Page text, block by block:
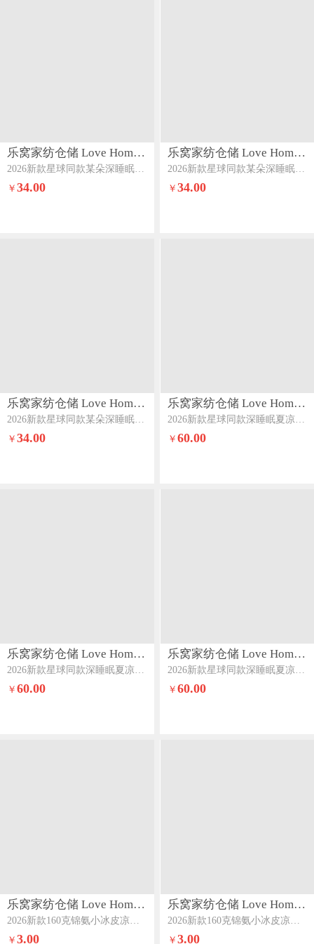
乐窝家纺仓储 Love Home LWJFCCLOVEHOME866
2026新款星球同款某朵深睡眠锦氨凉感小冰皮抱抱枕成人孕妇夹腿枕海马枕枕头香芋紫
￥34.00
乐窝家纺仓储 Love Home LWJFCCLOVEHOME866
2026新款星球同款某朵深睡眠锦氨凉感小冰皮抱抱枕成人孕妇夹腿枕海马枕枕头蓝灰色
￥ 34.00
乐窝家纺仓储 Love Home LWJFCCLOVEHOME866
2026新款星球同款某朵深睡眠锦氨凉感小冰皮抱抱枕成人孕妇夹腿枕海马枕枕头薄荷绿
￥34.00
乐窝家纺仓储 Love Home LWJFCCLOVEHOME865
2026新款星球同款深睡眠夏凉被pro2空调被深睡夏被控温被夏天薄被子深睡蓝
￥ 60.00
乐窝家纺仓储 Love Home LWJFCCLOVEHOME865
2026新款星球同款深睡眠夏凉被pro2空调被深睡夏被控温被夏天薄被子竹青黄
￥60.00
乐窝家纺仓储 Love Home LWJFCCLOVEHOME865
2026新款星球同款深睡眠夏凉被pro2空调被深睡夏被控温被夏天薄被子静水蓝
￥ 60.00
乐窝家纺仓储 Love Home LWJFCCLOVEHOME863
2026新款160克锦氨小冰皮凉感床笠冰丝床笠可做凉席床笠款床垫席梦思保护罩单件带枕套锦氨床笠-薰衣草紫
￥3.00
乐窝家纺仓储 Love Home LWJFCCLOVEHOME863
2026新款160克锦氨小冰皮凉感床笠冰丝床笠可做凉席床笠款床垫席梦思保护罩单件带枕套锦氨床笠-海风兰
￥ 3.00